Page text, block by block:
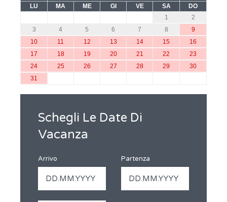
LU MA ME GI VE SA
DO
1
2
3
4 5 6 7 8
9
10
11 12 13 14 15
16
17
18 19 20 21 22
23
24
25 26 27 28 29
30
31
Schegli Le Date Di
Vacanza
Arrivo Partenza